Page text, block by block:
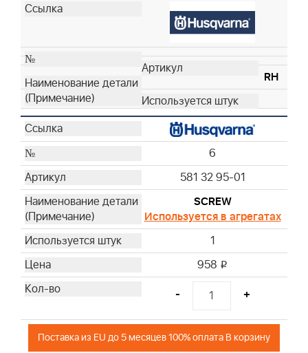
RH
6
581 32 95-01
SCREW
Используется в агрегатах
1
958 i
- +
Поставка из EU до 5 месяцев 100% оплата В корзину